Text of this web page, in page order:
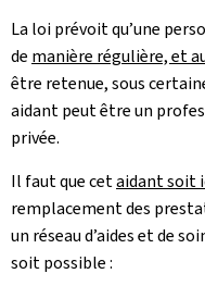
La loi prévoit qu’une
de manière régulière, et
être retenue, sous
aidant peut être un
privée.
Il faut que cetaidant soit
remplacement des
un réseau d’aides et de
soit possible :